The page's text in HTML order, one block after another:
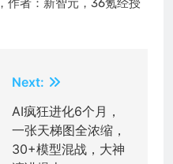
，作者：新智元，36氪经授
Next:
AI疯狂进化6个月，
一张天梯图全浓缩，
30+模型混战，大神